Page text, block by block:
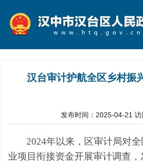
汉台审计护航全区乡村振
发布时间：2025-04-21 访
2024年以来，区审计局对
业项目衔接资金开展审计调查，